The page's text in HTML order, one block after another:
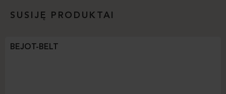
SUSIJĘ PRODUKTAI
BEJOT-BELT